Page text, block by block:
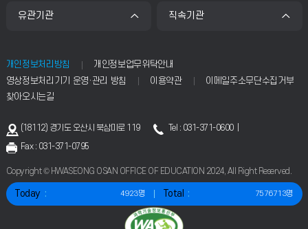
유관기관 직속기관
개인정보처리방침
개인정보업무위탁안내
영상정보처리기기 운영·관리 방침
이용약관
이메일주소무단수집거부
찾아오시는길
(18112) 경기도 오산시 북삼미로 119
Tel : 031-371-0600 |
Fax : 031-371-0795
Copyright © HWASEONG OSAN OFFICE OF EDUCATION 2024, All Right Reserved.
Today 4923명 Total 7576713명